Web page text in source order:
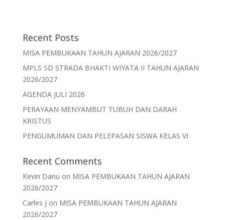
Recent Posts
MISA PEMBUKAAN TAHUN AJARAN 2026/2027
MPLS SD STRADA BHAKTI WIYATA II TAHUN AJARAN
2026/2027
AGENDA JULI 2026
PERAYAAN MENYAMBUT TUBUH DAN DARAH
KRISTUS
PENGUMUMAN DAN PELEPASAN SISWA KELAS VI
Recent Comments
Kevin Danu on MISA PEMBUKAAN TAHUN AJARAN
2026/2027
Carles J on MISA PEMBUKAAN TAHUN AJARAN
2026/2027